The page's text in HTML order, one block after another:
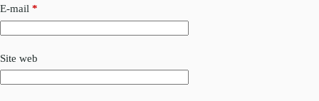
E-mail *
Site web